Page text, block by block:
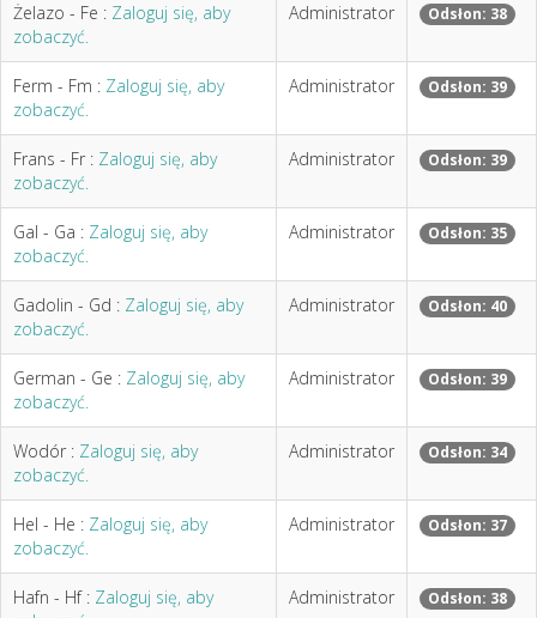
Żelazo - Fe : Zaloguj się, aby
zobaczyć.
Administrator Odsłon: 38
Ferm - Fm : Zaloguj się, aby
zobaczyć.
Administrator Odsłon: 39
Frans - Fr : Zaloguj się, aby
zobaczyć.
Administrator Odsłon: 39
Gal - Ga : Zaloguj się, aby
zobaczyć.
Administrator Odsłon: 35
Gadolin - Gd : Zaloguj się, aby
zobaczyć.
Administrator Odsłon: 40
German - Ge : Zaloguj się, aby
zobaczyć.
Administrator Odsłon: 39
Wodór : Zaloguj się, aby
zobaczyć.
Administrator Odsłon: 34
Hel - He : Zaloguj się, aby
zobaczyć.
Administrator Odsłon: 37
Hafn - Hf : Zaloguj się, aby
Administrator Odsłon: 38